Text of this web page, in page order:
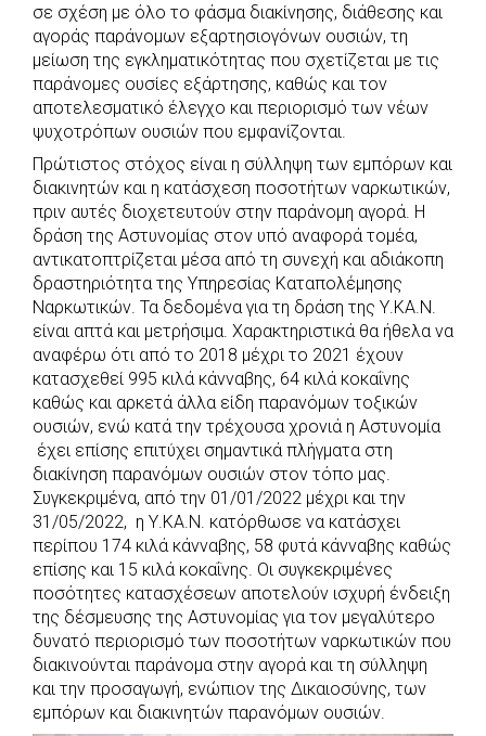
σε σχέση με όλο το φάσμα διακίνησης, διάθεσης και
αγοράς παράνομων εξαρτησιογόνων ουσιών, τη
μείωση της εγκληματικότητας που σχετίζεται με τις
παράνομες ουσίες εξάρτησης, καθώς και τον
αποτελεσματικό έλεγχο και περιορισμό των νέων
ψυχοτρόπων ουσιών που εμφανίζονται.
Πρώτιστος στόχος είναι η σύλληψη των εμπόρων και
διακινητών και η κατάσχεση ποσοτήτων ναρκωτικών,
πριν αυτές διοχετευτούν στην παράνομη αγορά. Η
δράση της Αστυνομίας στον υπό αναφορά τομέα,
αντικατοπτρίζεται μέσα από τη συνεχή και αδιάκοπη
δραστηριότητα της Υπηρεσίας Καταπολέμησης
Ναρκωτικών. Τα δεδομένα για τη δράση της Υ.ΚΑ.Ν.
είναι απτά και μετρήσιμα. Χαρακτηριστικά θα ήθελα να
αναφέρω ότι από το 2018 μέχρι το 2021 έχουν
κατασχεθεί 995 κιλά κάνναβης, 64 κιλά κοκαΐνης
καθώς και αρκετά άλλα είδη παρανόμων τοξικών
ουσιών, ενώ κατά την τρέχουσα χρονιά η Αστυνομία
έχει επίσης επιτύχει σημαντικά πλήγματα στη
διακίνηση παρανόμων ουσιών στον τόπο μας.
Συγκεκριμένα, από την 01/01/2022 μέχρι και την
31/05/2022, η Υ.ΚΑ.Ν. κατόρθωσε να κατάσχει
περίπου 174 κιλά κάνναβης, 58 φυτά κάνναβης καθώς
επίσης και 15 κιλά κοκαΐνης. Οι συγκεκριμένες
ποσότητες κατασχέσεων αποτελούν ισχυρή ένδειξη
της δέσμευσης της Αστυνομίας για τον μεγαλύτερο
δυνατό περιορισμό των ποσοτήτων ναρκωτικών που
διακινούνται παράνομα στην αγορά και τη σύλληψη
και την προσαγωγή, ενώπιον της Δικαιοσύνης, των
εμπόρων και διακινητών παρανόμων ουσιών.